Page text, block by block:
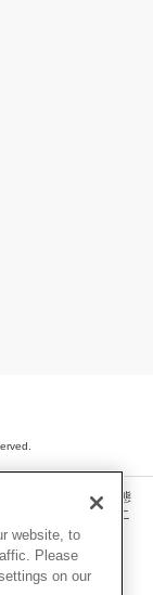
音声等を、手段や形態
ファイル化などするこ
あります。
ります。
website, to
Please
on our